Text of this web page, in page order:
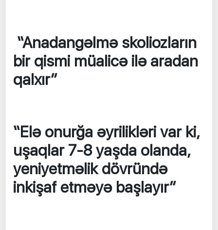
“Anadangəlmə skoliozların
bir qismi müalicə ilə aradan
qalxır”
“Elə onurğa əyrilikləri var ki,
uşaqlar 7-8 yaşda olanda,
yeniyetməlik dövründə
inkişaf etməyə başlayır”